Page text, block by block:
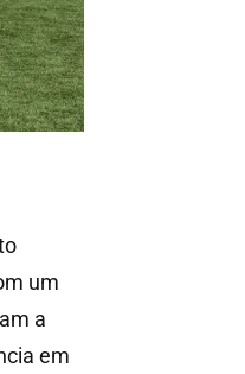
um
a
em